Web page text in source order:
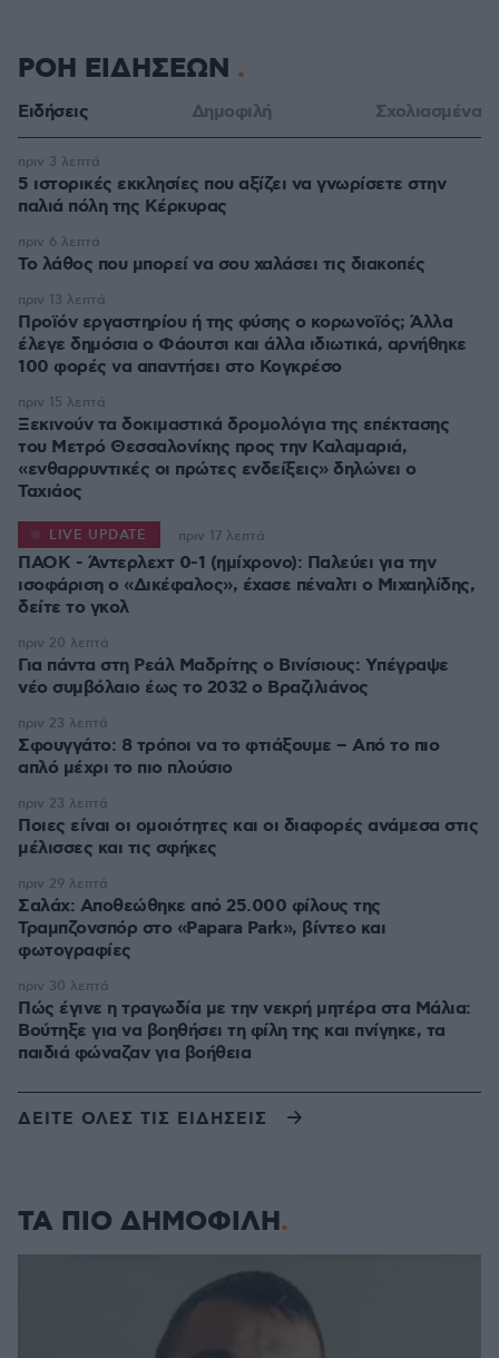
ΡΟΗ ΕΙΔΗΣΕΩΝ
Ειδήσεις Δημοφιλή Σχολιασμένα
5 ιστορικές εκκλησίες που αξίζει να γνωρίσετε στην
παλιά πόλη της Κέρκυρας
πριν 3 λεπτά
Το λάθος που μπορεί να σου χαλάσει τις διακοπές
πριν 6 λεπτά
Προϊόν εργαστηρίου ή της φύσης ο κορωνοϊός; Άλλα
έλεγε δημόσια ο Φάουτσι και άλλα ιδιωτικά, αρνήθηκε
100 φορές να απαντήσει στο Κογκρέσο
πριν 13 λεπτά
Ξεκινούν τα δοκιμαστικά δρομολόγια της επέκτασης
του Μετρό Θεσσαλονίκης προς την Καλαμαριά,
«ενθαρρυντικές οι πρώτες ενδείξεις» δηλώνει ο
Ταχιάος
πριν 15 λεπτά
ΠΑΟΚ - Άντερλεχτ 0-1 (ημίχρονο): Παλεύει για την
ισοφάριση ο «Δικέφαλος», έχασε πέναλτι ο Μιχαηλίδης,
LIVE UPDATE πριν 17 λεπτά
Για πάντα στη Ρεάλ Μαδρίτης ο Βινίσιους: Yπέγραψε
νέο συμβόλαιο έως το 2032 ο Βραζιλιάνος
πριν 20 λεπτά
Σφουγγάτο: 8 τρόποι να το φτιάξουμε – Από το πιο
απλό μέχρι το πιο πλούσιο
πριν 23 λεπτά
Ποιες είναι οι ομοιότητες και οι διαφορές ανάμεσα στις
μέλισσες και τις σφήκες
πριν 23 λεπτά
Σαλάχ: Αποθεώθηκε από 25.000 φίλους της
Τραμπζονσπόρ στο «Papara Park», βίντεο και
φωτογραφίες
πριν 29 λεπτά
Πώς έγινε η τραγωδία με την νεκρή μητέρα στα Μάλια:
Βούτηξε για να βοηθήσει τη φίλη της και πνίγηκε, τα
παιδιά φώναζαν για βοήθεια
πριν 30 λεπτά
ΔΕΙΤΕ ΟΛΕΣ ΤΙΣ ΕΙΔΗΣΕΙΣ
ΤΑ ΠΙΟ ΔΗΜΟΦΙΛΗ